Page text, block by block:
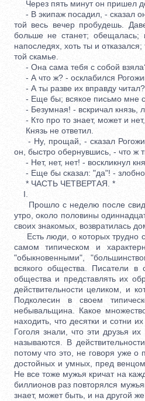
Через пять минут он пришел
- В экипаж посадил, - сказал
той весь вечер пробудешь.
больше не станет; обещалась;
напоследях, хоть ты и
той скамье.
- Она сама тебя с собой
- А что ж? - осклабился
- А ты разве их вправду
- Еще бы; всякое письмо мне
- Безумная! - вскричал князь,
- Кто про то знает, может и
Князь не ответил.
- Ну, прощай, - сказал
он, быстро обернувшись, - что ж
- Нет, нет, нет! - воскликнул
- Еще бы сказал: "да"! - злобно
* ЧАСТЬ ЧЕТВЕРТАЯ. *
I.
Прошло с неделю после
утро, около половины
своих знакомых, возвратилась
Есть люди, о которых трудно
самом типическом и
"обыкновенными",
всякого общества. Писатели
общества и представлять их
действительности целиком, и
Подколесин в своем
небывальщина. Какое
находить, что десятки и сотни
Гоголя знали, что эти друзья
называются. В
потому что это, не говоря уже
достойных и умных, пред
Не все тоже мужья кричат на
биллионов раз повторялся
знает, может быть, и на другой